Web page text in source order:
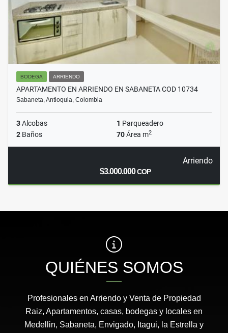
BODEGA ARRIENDO
APARTAMENTO EN ARRIENDO EN SABANETA COD 10734
Sabaneta, Antioquia, Colombia
3Alcobas 1 Parqueadero
2 Baños 70Área m2
Arriendo
$3.000.000COP
QUIÉNES SOMOS
Profesionales en Arriendo y Venta de Propiedad
Raiz, Apartamentos, casas, bodegas y locales en
Medellin, Sabaneta, Envigado, Itagui, la Estrella y